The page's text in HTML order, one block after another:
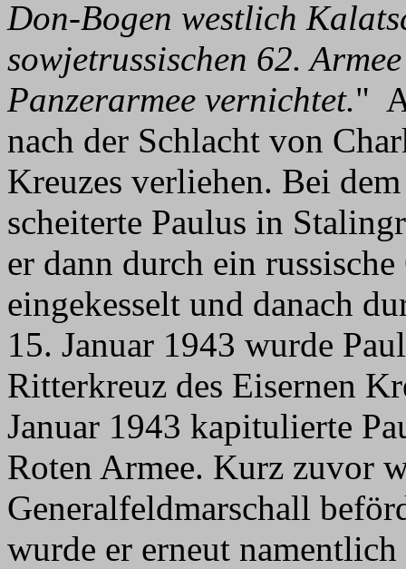
Don-Bogen westlich
sowjetrussischen 62.
Panzerarmee vernichtet."
nach der Schlacht von
Kreuzes verliehen. Bei
scheiterte Paulus in
er dann durch ein
eingekesselt und danach
15. Januar 1943 wurde
Ritterkreuz des Eisernen
Januar 1943 kapitulierte
Roten Armee. Kurz zuvor
Generalfeldmarschall
wurde er erneut